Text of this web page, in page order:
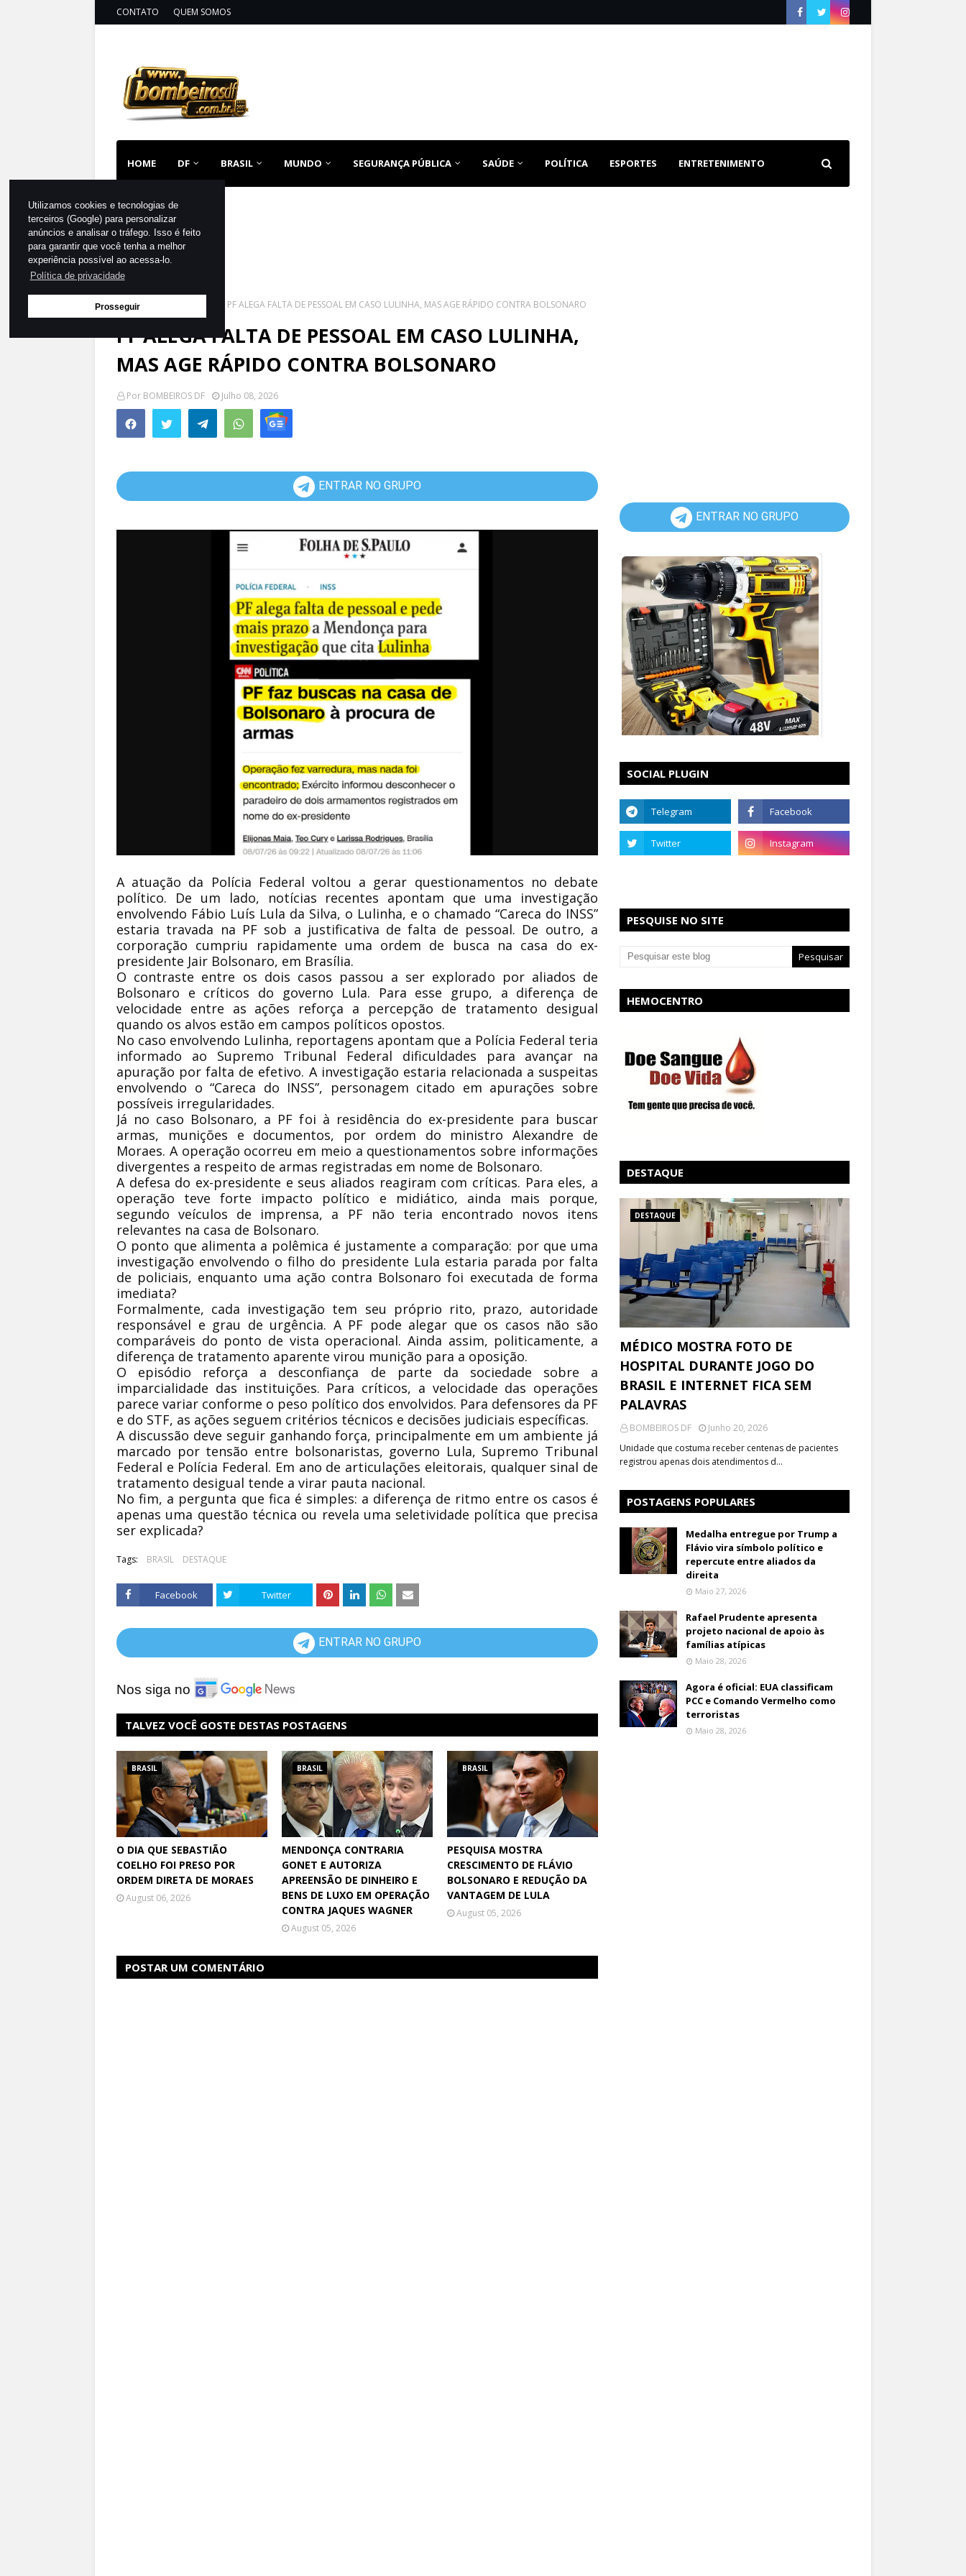
Utilizamos cookies e tecnologias de
terceiros (Google) para personalizar
anúncios e analisar o tráfego. Isso é feito
para garantir que você tenha a melhor
experiência possível ao acessa-lo.
Política de privacidade
Prosseguir
CONTATO QUEM SOMOS
HOME DF BRASIL MUNDO SEGURANÇA PÚBLICA SAÚDE POLÍTICA ESPORTES ENTRETENIMENTO
Página inicial PF ALEGA FALTA DE PESSOAL EM CASO LULINHA, MAS AGE RÁPIDO CONTRA BOLSONARO
PF ALEGA FALTA DE PESSOAL EM CASO LULINHA,
MAS AGE RÁPIDO CONTRA BOLSONARO
Por BOMBEIROS DF Julho 08, 2026
ENTRAR NO GRUPO
A atuação da Polícia Federal voltou a gerar questionamentos no debate
político. De um lado, notícias recentes apontam que uma investigação
envolvendo Fábio Luís Lula da Silva, o Lulinha, e o chamado “Careca do INSS”
estaria travada na PF sob a justificativa de falta de pessoal. De outro, a
corporação cumpriu rapidamente uma ordem de busca na casa do ex-
presidente Jair Bolsonaro, em Brasília.
O contraste entre os dois casos passou a ser explorado por aliados de
Bolsonaro e críticos do governo Lula. Para esse grupo, a diferença de
velocidade entre as ações reforça a percepção de tratamento desigual
quando os alvos estão em campos políticos opostos.
No caso envolvendo Lulinha, reportagens apontam que a Polícia Federal teria
informado ao Supremo Tribunal Federal dificuldades para avançar na
apuração por falta de efetivo. A investigação estaria relacionada a suspeitas
envolvendo o “Careca do INSS”, personagem citado em apurações sobre
possíveis irregularidades.
Já no caso Bolsonaro, a PF foi à residência do ex-presidente para buscar
armas, munições e documentos, por ordem do ministro Alexandre de
Moraes. A operação ocorreu em meio a questionamentos sobre informações
divergentes a respeito de armas registradas em nome de Bolsonaro.
A defesa do ex-presidente e seus aliados reagiram com críticas. Para eles, a
operação teve forte impacto político e midiático, ainda mais porque,
segundo veículos de imprensa, a PF não teria encontrado novos itens
relevantes na casa de Bolsonaro.
O ponto que alimenta a polêmica é justamente a comparação: por que uma
investigação envolvendo o filho do presidente Lula estaria parada por falta
de policiais, enquanto uma ação contra Bolsonaro foi executada de forma
imediata?
Formalmente, cada investigação tem seu próprio rito, prazo, autoridade
responsável e grau de urgência. A PF pode alegar que os casos não são
comparáveis do ponto de vista operacional. Ainda assim, politicamente, a
diferença de tratamento aparente virou munição para a oposição.
O episódio reforça a desconfiança de parte da sociedade sobre a
imparcialidade das instituições. Para críticos, a velocidade das operações
parece variar conforme o peso político dos envolvidos. Para defensores da PF
e do STF, as ações seguem critérios técnicos e decisões judiciais específicas.
A discussão deve seguir ganhando força, principalmente em um ambiente já
marcado por tensão entre bolsonaristas, governo Lula, Supremo Tribunal
Federal e Polícia Federal. Em ano de articulações eleitorais, qualquer sinal de
tratamento desigual tende a virar pauta nacional.
No fim, a pergunta que fica é simples: a diferença de ritmo entre os casos é
apenas uma questão técnica ou revela uma seletividade política que precisa
ser explicada?
Tags: BRASIL DESTAQUE
Facebook Twitter
ENTRAR NO GRUPO
Nos siga no
TALVEZ VOCÊ GOSTE DESTAS POSTAGENS
BRASIL
O DIA QUE SEBASTIÃO
COELHO FOI PRESO POR
ORDEM DIRETA DE MORAES
August 06, 2026
BRASIL
MENDONÇA CONTRARIA
GONET E AUTORIZA
APREENSÃO DE DINHEIRO E
BENS DE LUXO EM OPERAÇÃO
CONTRA JAQUES WAGNER
August 05, 2026
BRASIL
PESQUISA MOSTRA
CRESCIMENTO DE FLÁVIO
BOLSONARO E REDUÇÃO DA
VANTAGEM DE LULA
August 05, 2026
POSTAR UM COMENTÁRIO
ENTRAR NO GRUPO
SOCIAL PLUGIN
PESQUISE NO SITE
HEMOCENTRO
DESTAQUE
DESTAQUE
MÉDICO MOSTRA FOTO DE
HOSPITAL DURANTE JOGO DO
BRASIL E INTERNET FICA SEM
PALAVRAS
BOMBEIROS DF
Junho 20, 2026
Unidade que costuma receber centenas de pacientes
registrou apenas dois atendimentos d…
POSTAGENS POPULARES
Medalha entregue por Trump a
Flávio vira símbolo político e
repercute entre aliados da
direita
Maio 27, 2026
Rafael Prudente apresenta
projeto nacional de apoio às
famílias atípicas
Maio 28, 2026
Agora é oficial: EUA classificam
PCC e Comando Vermelho como
terroristas
Maio 28, 2026